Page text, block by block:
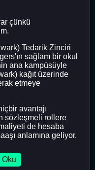
çünkü
Tedarik Zinciri
sağlam bir okul
ana kampüsüyle
kağıt üzerinde
etmeye
avantajı
sözleşmeli rollere
de hesaba
anlamına geliyor.
Oku